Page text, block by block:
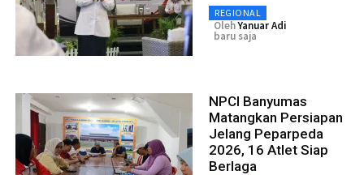
REGIONAL
OlehYanuar Adi
baru saja
NPCI Banyumas
Matangkan Persiapan
Jelang Peparpeda
2026, 16 Atlet Siap
Berlaga